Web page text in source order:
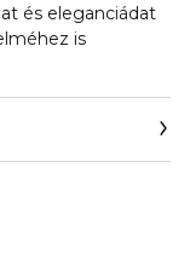
és eleganciádat
is